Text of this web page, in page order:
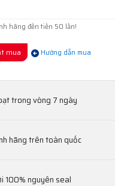
hãng đền tiền 50 lần!
mua Hướng dẫn mua
trong vòng 7 ngày
hãng trên toàn quốc
100% nguyên seal